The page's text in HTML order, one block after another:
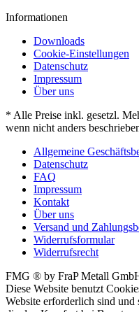
Informationen
Downloads
Cookie-Einstellungen
Datenschutz
Impressum
Über uns
* Alle Preise inkl. gesetzl.
wenn nicht anders
Allgemeine
Datenschutz
FAQ
Impressum
Kontakt
Über uns
Versand und
Widerrufsformular
Widerrufsrecht
FMG ® by FraP Metall
Diese Website benutzt
Website erforderlich sind und